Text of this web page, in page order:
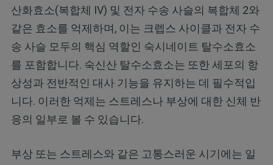
산화효소(복합체 IV) 및 전자 수송 사슬의 복합체 2와
같은 효소를 억제하며, 이는 크렙스 사이클과 전자 수
송 사슬 모두의 핵심 역할인 숙시네이트 탈수소효소
를 포함합니다. 숙신산 탈수소효소는 또한 세포의 항
상성과 전반적인 대사 기능을 유지하는 데 필수적입
니다. 이러한 억제는 스트레스나 부상에 대한 신체 반
응의 일부로 볼 수 있습니다.
부상 또는 스트레스와 같은 고통스러운 시기에는 일